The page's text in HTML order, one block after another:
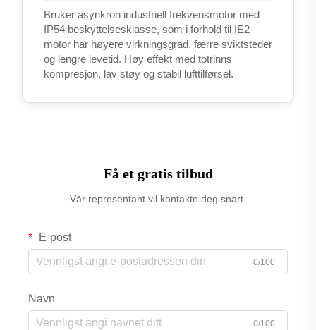
Bruker asynkron industriell frekvensmotor med
IP54 beskyttelsesklasse, som i forhold til IE2-
motor har høyere virkningsgrad, færre sviktsteder
og lengre levetid. Høy effekt med totrinns
kompresjon, lav støy og stabil lufttilførsel.
Få et gratis tilbud
Vår representant vil kontakte deg snart.
E-post
0/100
Navn
0/100